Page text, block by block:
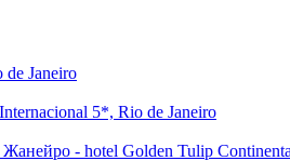
Janeiro
5*, Rio de Janeiro
- hotel Golden Tulip